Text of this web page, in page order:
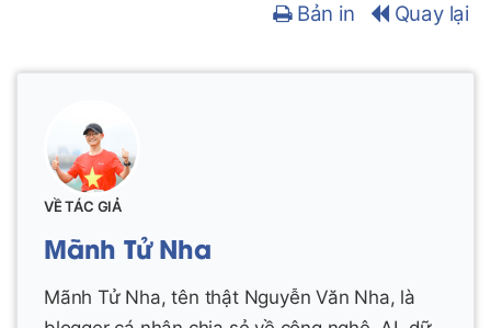
Bản in
Quay lại
VỀ TÁC GIẢ
Mãnh Tử Nha
Mãnh Tử Nha, tên thật Nguyễn Văn Nha, là